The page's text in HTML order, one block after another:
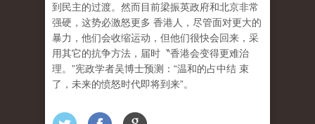
到民主的过渡。然而目前梁振英政府和北京非常
强硬，这势必激怒更多 香港人，尽管面对更大的
暴力，他们会收缩运动，但他们很快会回来，采
用其它的抗争方法，届时〝香港会变得更难治
理。”宪政学者吴博士预测：“温和的占中结 束
了，未来的愤怒时代即将到来”。